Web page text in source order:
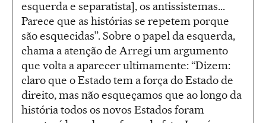
esquerda e separatista], os antissistemas...
Parece que as histórias se repetem porque
são esquecidas”. Sobre o papel da esquerda,
chama a atenção de Arregi um argumento
que volta a aparecer ultimamente: “Dizem:
claro que o Estado tem a força do Estado de
direito, mas não esqueçamos que ao longo da
história todos os novos Estados foram